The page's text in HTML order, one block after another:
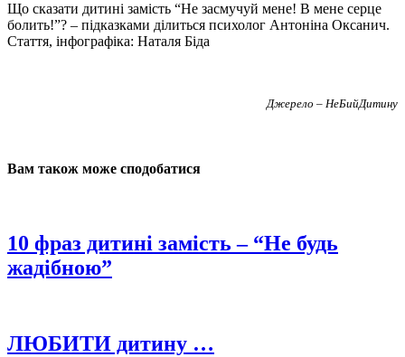
Що сказати дитині замість “Не засмучуй мене! В мене серце
болить!”? – підказками ділиться психолог Антоніна Оксанич.
Стаття, інфографіка: Наталя Біда
Джерело – НеБийДитину
Вам також може сподобатися
10 фраз дитині замість – “Не будь
жадібною”
ЛЮБИТИ дитину …